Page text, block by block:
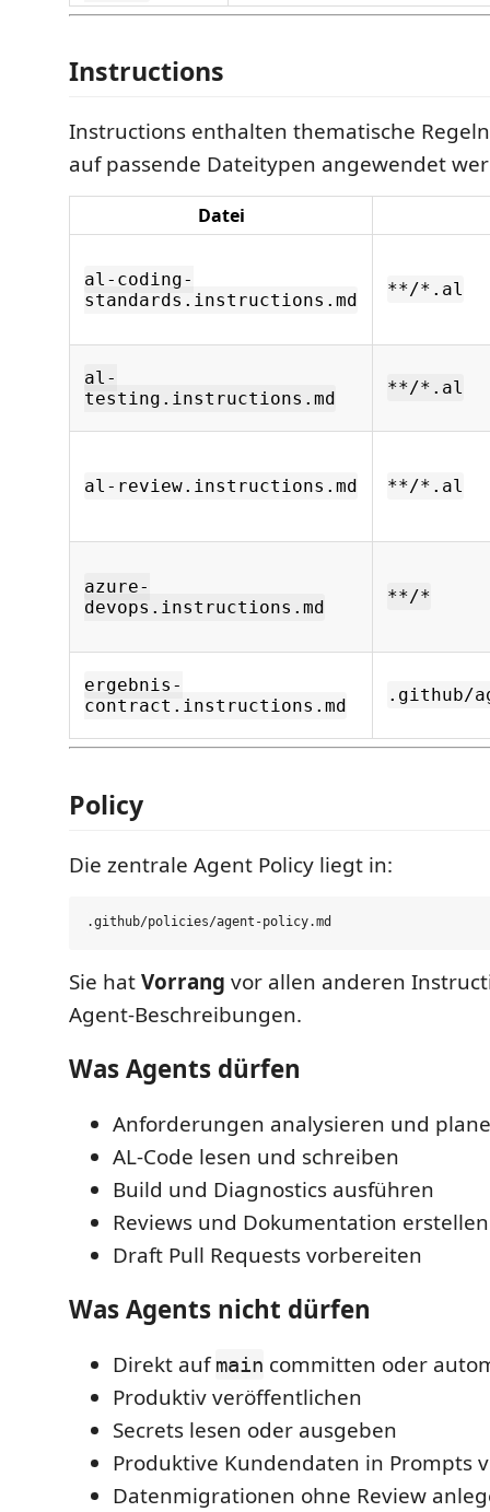
Instructions
Instructions enthalten thematische
auf passende Dateitypen angewendet
Datei
al-coding-
standards.instructions.md
**/*.al
al-
testing.instructions.md
**/*.al
al-review.instructions.md **/*.al
azure-
devops.instructions.md
**/*
ergebnis-
contract.instructions.md
.github/
Policy
Die zentrale Agent Policy liegt in:
Sie hatVorrang vor allen anderen
Agent-Beschreibungen.
Was Agents dürfen
Anforderungen analysieren und
AL-Code lesen und schreiben
Build und Diagnostics ausführen
Reviews und Dokumentation erstellen
Draft Pull Requests vorbereiten
Was Agents nicht dürfen
Direkt aufmain committen oder
Produktiv veröffentlichen
Secrets lesen oder ausgeben
Produktive Kundendaten in Prompts
Datenmigrationen ohne Review